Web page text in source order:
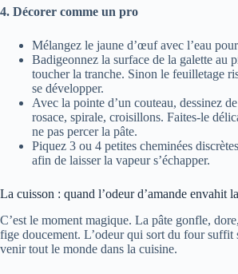
4. Décorer comme un pro
Mélangez le jaune d’œuf avec l’eau
Badigeonnez la surface de la galette au
toucher la tranche. Sinon le feuilletage
se développer.
Avec la pointe d’un couteau, dessinez
rosace, spirale, croisillons. Faites-le
ne pas percer la pâte.
Piquez 3 ou 4 petites cheminées
afin de laisser la vapeur s’échapper.
La cuisson : quand l’odeur d’amande envahit
C’est le moment magique. La pâte gonfle,
fige doucement. L’odeur qui sort du four suffit
venir tout le monde dans la cuisine.